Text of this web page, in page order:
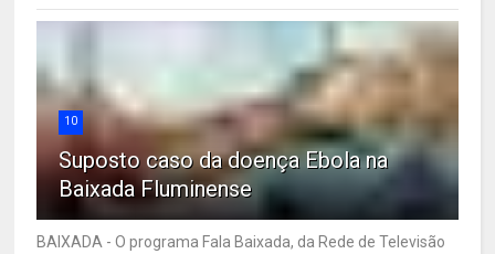
10
Suposto caso da doença Ebola na
Baixada Fluminense
BAIXADA - O programa Fala Baixada, da Rede de Televisão